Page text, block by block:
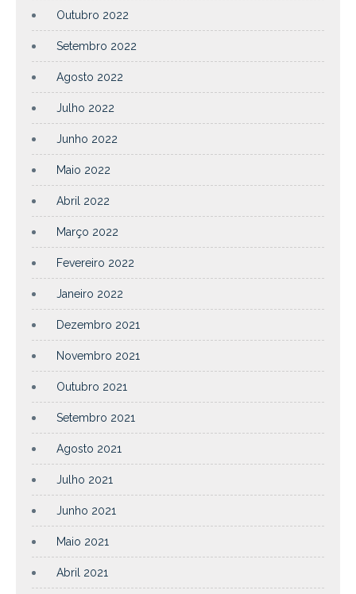
Outubro 2022
Setembro 2022
Agosto 2022
Julho 2022
Junho 2022
Maio 2022
Abril 2022
Março 2022
Fevereiro 2022
Janeiro 2022
Dezembro 2021
Novembro 2021
Outubro 2021
Setembro 2021
Agosto 2021
Julho 2021
Junho 2021
Maio 2021
Abril 2021